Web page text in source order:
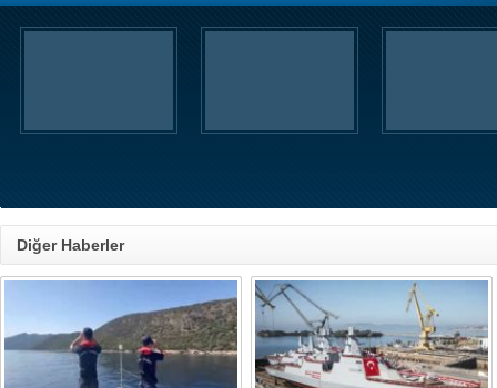
Diğer Haberler